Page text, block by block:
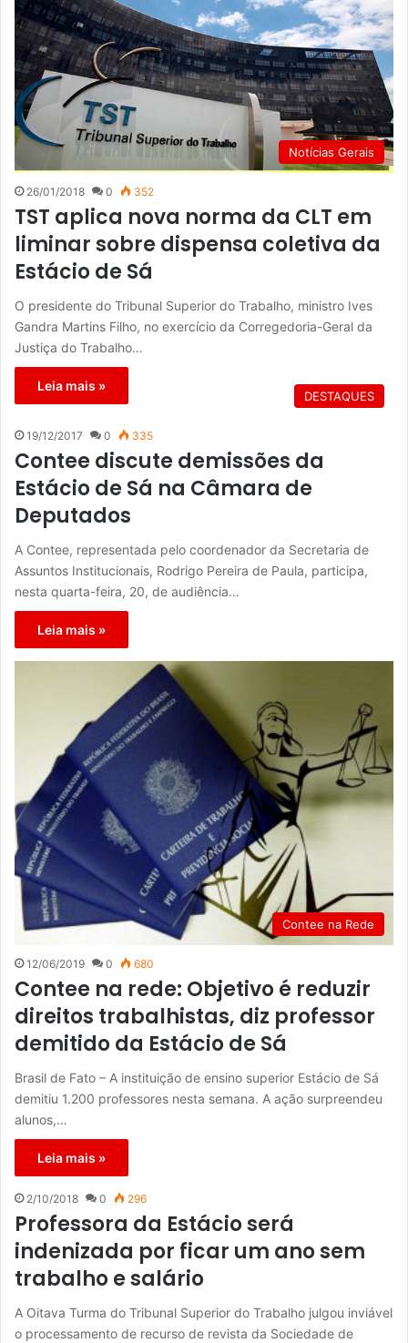
Notícias Gerais
26/01/2018 0 352
TST aplica nova norma da CLT em
liminar sobre dispensa coletiva da
Estácio de Sá
O presidente do Tribunal Superior do Trabalho, ministro Ives
Gandra Martins Filho, no exercício da Corregedoria-Geral da
Justiça do Trabalho…
Leia mais »
DESTAQUES
19/12/2017 0 335
Contee discute demissões da
Estácio de Sá na Câmara de
Deputados
A Contee, representada pelo coordenador da Secretaria de
Assuntos Institucionais, Rodrigo Pereira de Paula, participa,
nesta quarta-feira, 20, de audiência…
Leia mais »
Contee na Rede
12/06/2019 0 680
Contee na rede: Objetivo é reduzir
direitos trabalhistas, diz professor
demitido da Estácio de Sá
Brasil de Fato – A instituição de ensino superior Estácio de Sá
demitiu 1.200 professores nesta semana. A ação surpreendeu
alunos,…
Leia mais »
2/10/2018 0 296
Professora da Estácio será
indenizada por ficar um ano sem
trabalho e salário
A Oitava Turma do Tribunal Superior do Trabalho julgou inviável
o processamento de recurso de revista da Sociedade de